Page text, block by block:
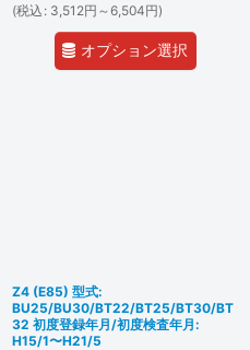
(税込 : 3,512円 ～6,504円)
オプション選択
Z4 (E85) 型式:
BU25/BU30/BT22/BT25/BT30/BT
32 初度登録年月/初度検査年月:
H15/1〜H21/5